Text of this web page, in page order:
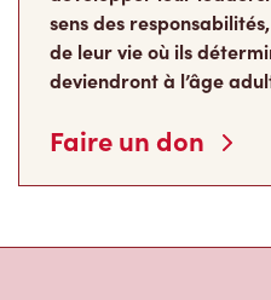
sens des
de leur vie où ils
deviendront à l’âge
Faire un don